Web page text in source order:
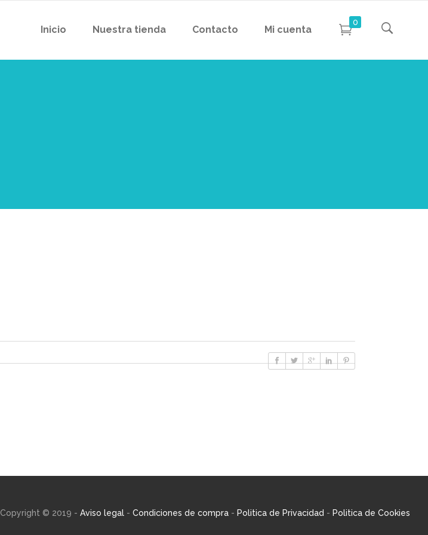
Inicio Nuestra tienda Contacto Mi cuenta
0
Copyright © 2019 - Aviso legal - Condiciones de compra - Politica de Privacidad - Politica de Cookies